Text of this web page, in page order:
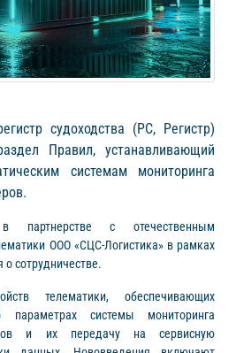
судоходства (РС, Регистр)
Правил, устанавливающий
системам мониторинга
партнерстве с отечественным
ООО «СЦС-Логистика» в рамках
сотрудничестве.
телематики, обеспечивающих
системы мониторинга
и их передачу на сервисную